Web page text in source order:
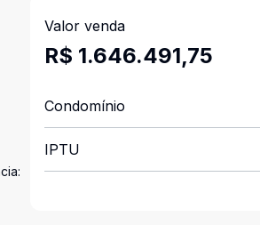
Valor venda
R$ 1.646.491,75
Condomínio
IPTU